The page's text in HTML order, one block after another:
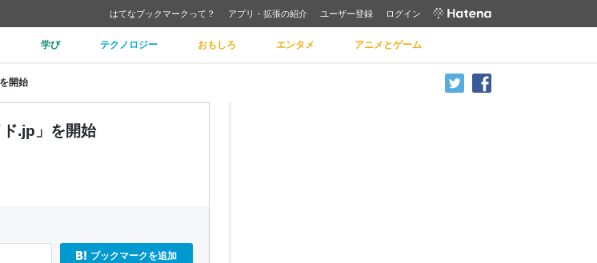
はてなブックマークって？ アプリ・拡張の紹介 ユーザー登録 ログイン
学び テクノロジー おもしろ エンタメ アニメとゲーム
開始
.jp」を開始
ブックマークを追加